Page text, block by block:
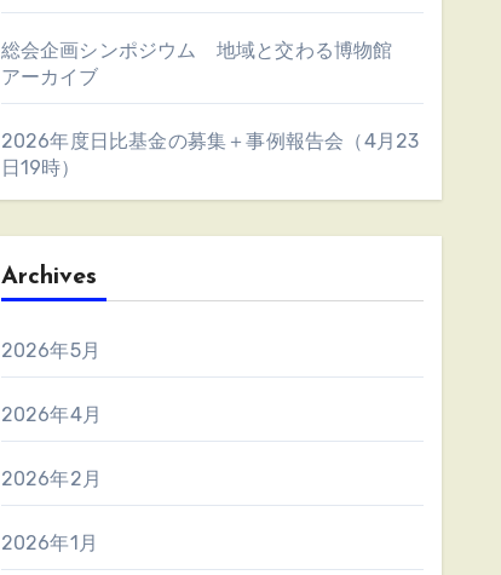
総会企画シンポジウム 地域と交わる博物館
アーカイブ
2026年度日比基金の募集＋事例報告会（4月23
日19時）
Archives
2026年5月
2026年4月
2026年2月
2026年1月